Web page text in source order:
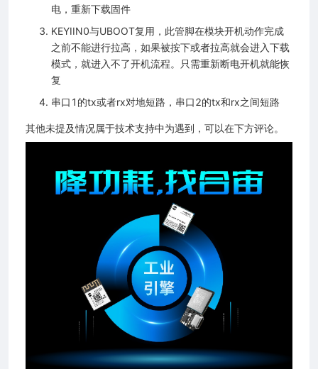
电，重新下载固件
KEYIIN0与UBOOT复用，此管脚在模块开机动作完成
之前不能进行拉高，如果被按下或者拉高就会进入下载
模式，就进入不了开机流程。只需重新断电开机就能恢
复
串口1的tx或者rx对地短路，串口2的tx和rx之间短路
其他未提及情况属于技术支持中为遇到，可以在下方评论。